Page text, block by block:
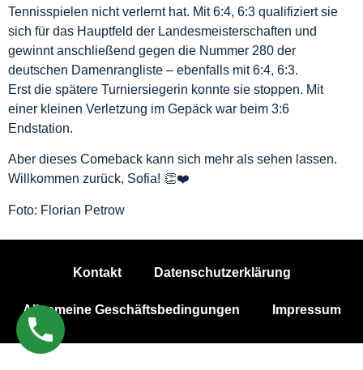
Tennisspielen nicht verlernt hat. Mit 6:4, 6:3 qualifiziert sie
sich für das Hauptfeld der Landesmeisterschaften und
gewinnt anschließend gegen die Nummer 280 der
deutschen Damenrangliste – ebenfalls mit 6:4, 6:3.
Erst die spätere Turniersiegerin konnte sie stoppen. Mit
einer kleinen Verletzung im Gepäck war beim 3:6
Endstation.
Aber dieses Comeback kann sich mehr als sehen lassen.
Willkommen zurück, Sofia! 👏❤️
Foto: Florian Petrow
Kontakt Datenschutzerklärung
Allgemeine Geschäftsbedingungen Impressum